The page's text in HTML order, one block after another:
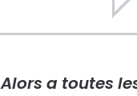
a toutes